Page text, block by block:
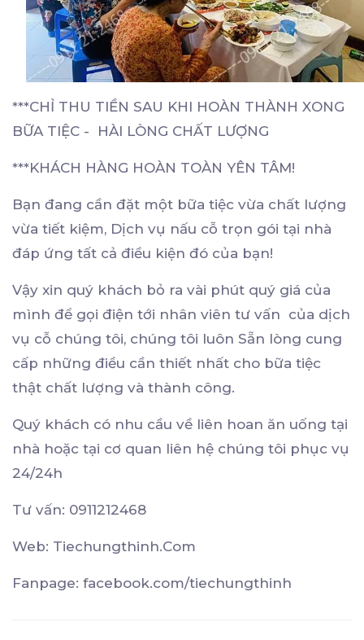
***CHỈ THU TIỀN SAU KHI HOÀN THÀNH XONG
BỮA TIỆC - HÀI LÒNG CHẤT LƯỢNG
***KHÁCH HÀNG HOÀN TOÀN YÊN TÂM!
Bạn đang cần đặt một bữa tiệc vừa chất lượng
vừa tiết kiệm, Dịch vụ nấu cỗ trọn gói tại nhà
đáp ứng tất cả điều kiện đó của bạn!
Vậy xin quý khách bỏ ra vài phút quý giá của
mình để gọi điện tới nhân viên tư vấn của dịch
vụ cỗ chúng tôi, chúng tôi luôn Sẵn lòng cung
cấp những điều cần thiết nhất cho bữa tiệc
thật chất lượng và thành công.
Quý khách có nhu cầu về liên hoan ăn uống tại
nhà hoặc tại cơ quan liên hệ chúng tôi phục vụ
24/24h
Tư vấn: 0911212468
Web: Tiechungthinh.Com
Fanpage: facebook.com/tiechungthinh